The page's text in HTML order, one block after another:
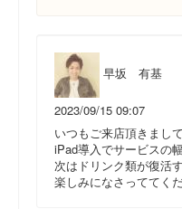
早坂 有基
2023/09/15 09:07
いつもご来店頂きまし
iPad導入でサービスの
次はドリンク類が復活
楽しみになさっててくだ